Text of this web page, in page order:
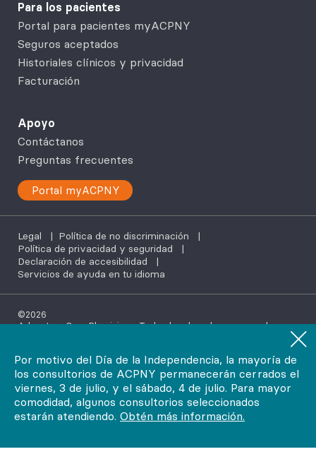
Por motivo del Día de la Independencia, la mayoría de
los consultorios de ACPNY permanecerán cerrados el
viernes, 3 de julio, y el sábado, 4 de julio. Para mayor
comodidad, algunos consultorios seleccionados
estarán atendiendo. Obtén más información.
Para los pacientes
Portal para pacientes myACPNY
Seguros aceptados
Historiales clínicos y privacidad
Facturación
Apoyo
Contáctanos
Preguntas frecuentes
Portal myACPNY
Legal | Política de no discriminación
|
Política de privacidad y seguridad
|
Declaración de accesibilidad
|
Servicios de ayuda en tu idioma
©2026
AdvantageCare Physicians. Todos los derechos reservados.